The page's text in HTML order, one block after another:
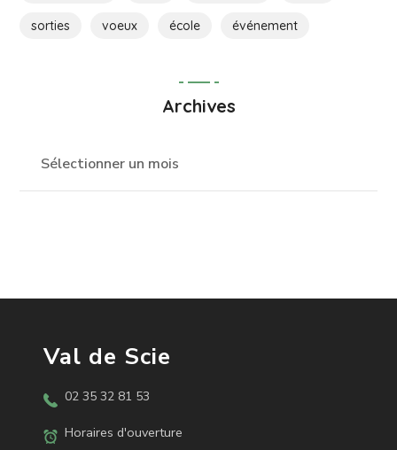
sorties voeux école événement
Archives
Val de Scie
02 35 32 81 53
Horaires d'ouverture